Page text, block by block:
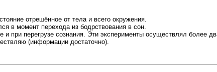
отрешённое от тела и всего окружения.
в момент перехода из бодрствования в сон.
при перегрузе сознания. Эти эксперименты осуществлял более
(информации достаточно).